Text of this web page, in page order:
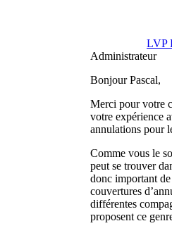
LVP
Administrateur
Bonjour Pascal,
Merci pour votre
votre expérience
annulations pour
Comme vous le
peut se trouver
donc important
couvertures
différentes
proposent ce